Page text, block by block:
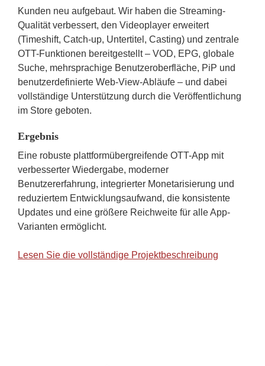
Kunden neu aufgebaut. Wir haben die Streaming-
Qualität verbessert, den Videoplayer erweitert
(Timeshift, Catch-up, Untertitel, Casting) und zentrale
OTT-Funktionen bereitgestellt – VOD, EPG, globale
Suche, mehrsprachige Benutzeroberfläche, PiP und
benutzerdefinierte Web-View-Abläufe – und dabei
vollständige Unterstützung durch die Veröffentlichung
im Store geboten.
Ergebnis
Eine robuste plattformübergreifende OTT-App mit
verbesserter Wiedergabe, moderner
Benutzererfahrung, integrierter Monetarisierung und
reduziertem Entwicklungsaufwand, die konsistente
Updates und eine größere Reichweite für alle App-
Varianten ermöglicht.
Lesen Sie die vollständige Projektbeschreibung